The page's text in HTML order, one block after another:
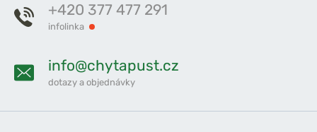
+420 377 477 291
infolinka
info@chytapust.cz
dotazy a objednávky